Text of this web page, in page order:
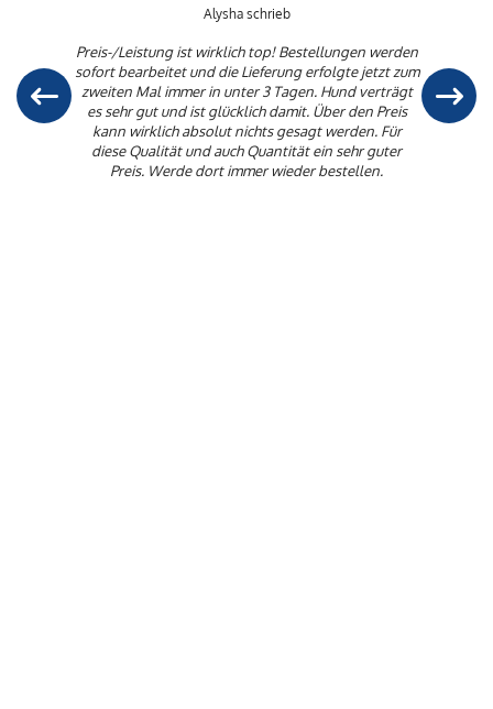
Alysha schrieb
Preis-/Leistung ist wirklich top! Bestellungen werden
sofort bearbeitet und die Lieferung erfolgte jetzt zum
zweiten Mal immer in unter 3 Tagen. Hund verträgt
es sehr gut und ist glücklich damit. Über den Preis
kann wirklich absolut nichts gesagt werden. Für
diese Qualität und auch Quantität ein sehr guter
Preis. Werde dort immer wieder bestellen.